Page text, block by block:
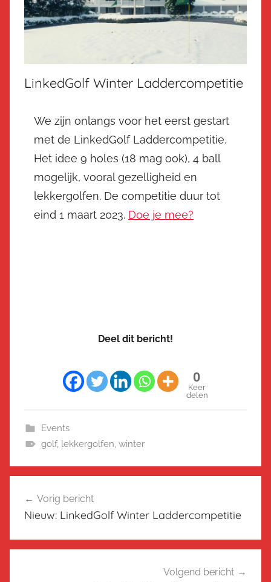
LinkedGolf Winter Laddercompetitie
We zijn onlangs voor het eerst gestart
met de LinkedGolf Laddercompetitie.
Het idee 9 holes (18 mag ook), 4 ball
mogelijk, vooral gezelligheid en
lekkergolfen. De competitie duur tot
eind 1 maart 2023. Doe je mee?
Deel dit bericht!
0
Keer
delen
Events
golf, lekkergolfen, winter
navigatie
Vorig bericht
Nieuw: LinkedGolf Winter Laddercompetitie
Volgend bericht